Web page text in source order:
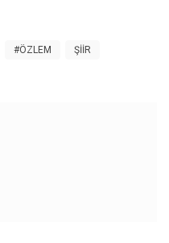
#ÖZLEM ŞIIR